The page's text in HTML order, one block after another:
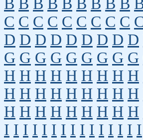
B B B B B B B B B
C C C C C C C C C
D D D D D D D D D
G G G G G G G G G
H H H H H H H H H
H H H H H H H H H
H H H H H H H H H
I I I I I I I I I I I I I I I